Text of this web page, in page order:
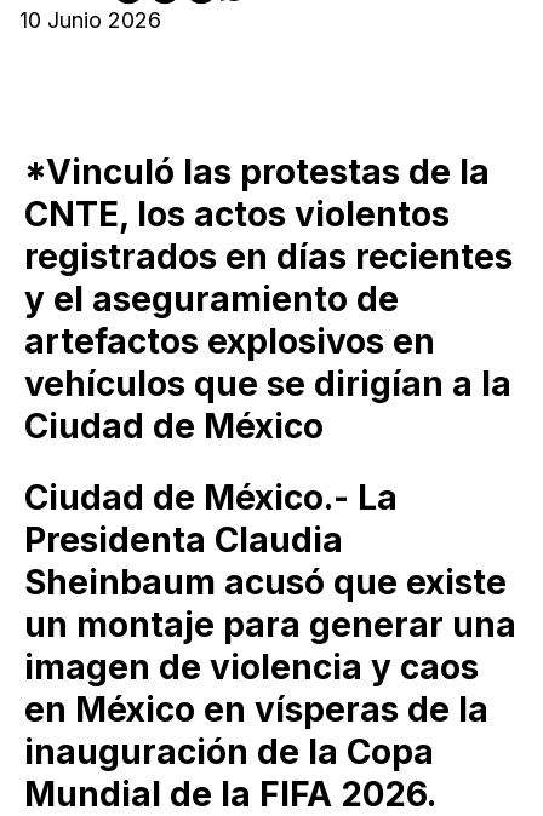
10 Junio 2026
*Vinculó las protestas de la
CNTE, los actos violentos
registrados en días recientes
y el aseguramiento de
artefactos explosivos en
vehículos que se dirigían a la
Ciudad de México
Ciudad de México.- La
Presidenta Claudia
Sheinbaum acusó que existe
un montaje para generar una
imagen de violencia y caos
en México en vísperas de la
inauguración de la Copa
Mundial de la FIFA 2026.